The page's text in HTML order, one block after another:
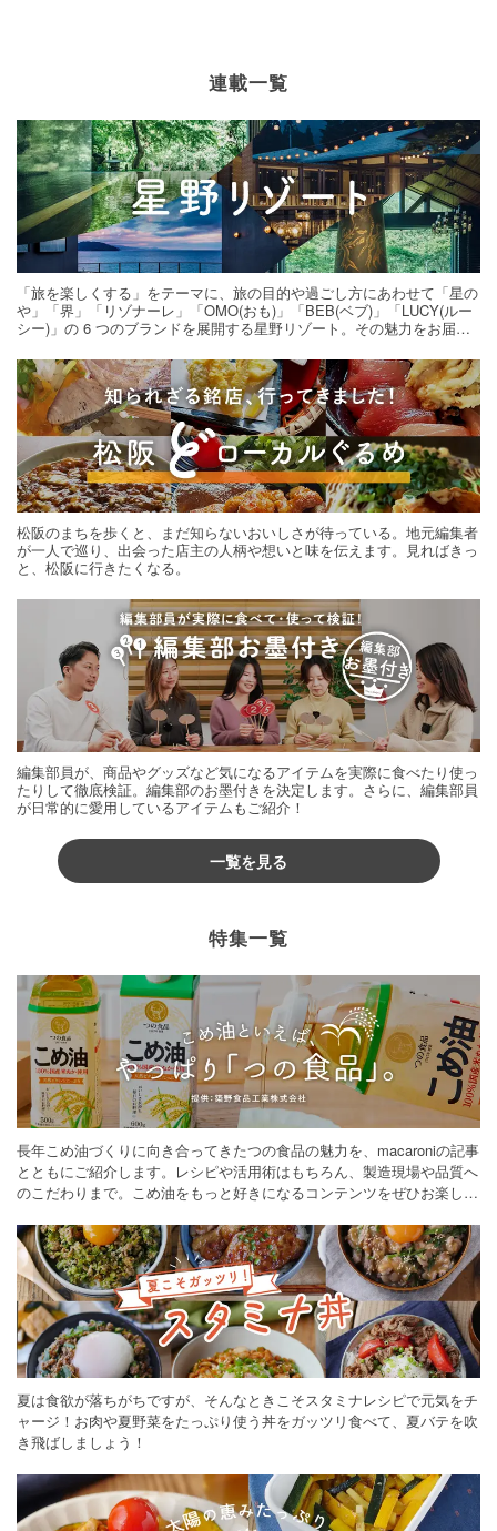
連載一覧
「旅を楽しくする」をテーマに、旅の目的や過ごし方にあわせて「星の
や」「界」「リゾナーレ」「OMO(おも)」「BEB(ベブ)」「LUCY(ルー
シー)」の 6 つのブランドを展開する星野リゾート。その魅力をお届け
松阪のまちを歩くと、まだ知らないおいしさが待っている。地元編集者
が一人で巡り、出会った店主の人柄や想いと味を伝えます。見ればきっ
と、松阪に行きたくなる。
編集部員が、商品やグッズなど気になるアイテムを実際に食べたり使っ
たりして徹底検証。編集部のお墨付きを決定します。さらに、編集部員
が日常的に愛用しているアイテムもご紹介！
一覧を見る
特集一覧
長年こめ油づくりに向き合ってきたつの食品の魅力を、macaroniの記事
とともにご紹介します。レシピや活用術はもちろん、製造現場や品質へ
のこだわりまで。こめ油をもっと好きになるコンテンツをぜひお楽しみ
夏は食欲が落ちがちですが、そんなときこそスタミナレシピで元気をチ
ャージ！お肉や夏野菜をたっぷり使う丼をガッツリ食べて、夏バテを吹
き飛ばしましょう！